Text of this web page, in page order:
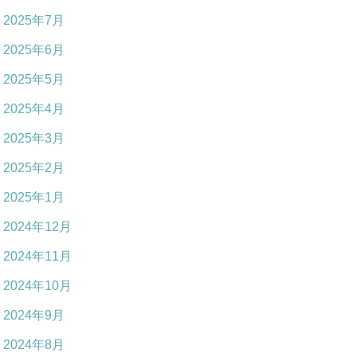
2025年7月
2025年6月
2025年5月
2025年4月
2025年3月
2025年2月
2025年1月
2024年12月
2024年11月
2024年10月
2024年9月
2024年8月